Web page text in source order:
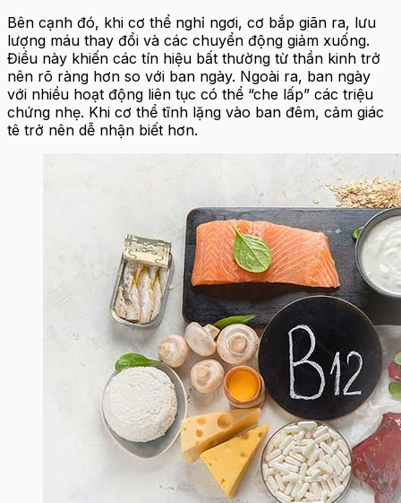
Bên cạnh đó, khi cơ thể nghỉ ngơi, cơ bắp giãn ra, lưu
lượng máu thay đổi và các chuyển động giảm xuống.
Điều này khiến các tín hiệu bất thường từ thần kinh trở
nên rõ ràng hơn so với ban ngày. Ngoài ra, ban ngày
với nhiều hoạt động liên tục có thể “che lấp” các triệu
chứng nhẹ. Khi cơ thể tĩnh lặng vào ban đêm, cảm giác
tê trở nên dễ nhận biết hơn.